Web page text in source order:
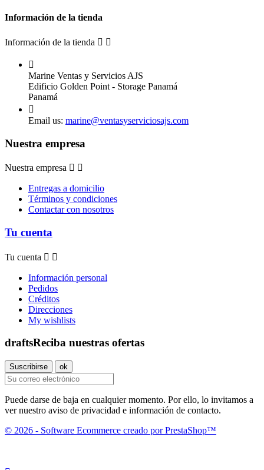
Información de la tienda
Información de la tienda  

Marine Ventas y Servicios AJS
Edificio Golden Point - Storage Panamá
Panamá

Email us: marine@ventasyserviciosajs.com
Nuestra empresa
Nuestra empresa  
Entregas a domicilio
Términos y condiciones
Contactar con nosotros
Tu cuenta
Tu cuenta  
Información personal
Pedidos
Créditos
Direcciones
My wishlists
draftsReciba nuestras ofertas
Puede darse de baja en cualquier momento. Por ello, lo invitamos a
ver nuestro aviso de privacidad e información de contacto.
© 2026 - Software Ecommerce creado por PrestaShop™